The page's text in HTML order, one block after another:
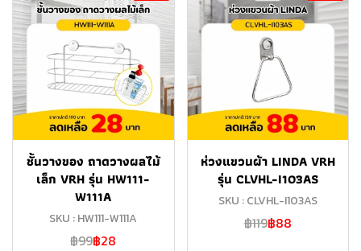
ชั้นวางของ​ ถาดวางผลไม้
เล็ก VRH รุ่น HW111-
W111A
SKU : HW111-W111A
฿99฿28
ห่วงแขวนผ้า LINDA VRH
รุ่น CLVHL-I103AS
SKU : CLVHL-I103AS
฿119฿88